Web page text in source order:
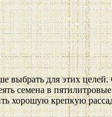
выбрать для этих
семена в
хорошую крепкую